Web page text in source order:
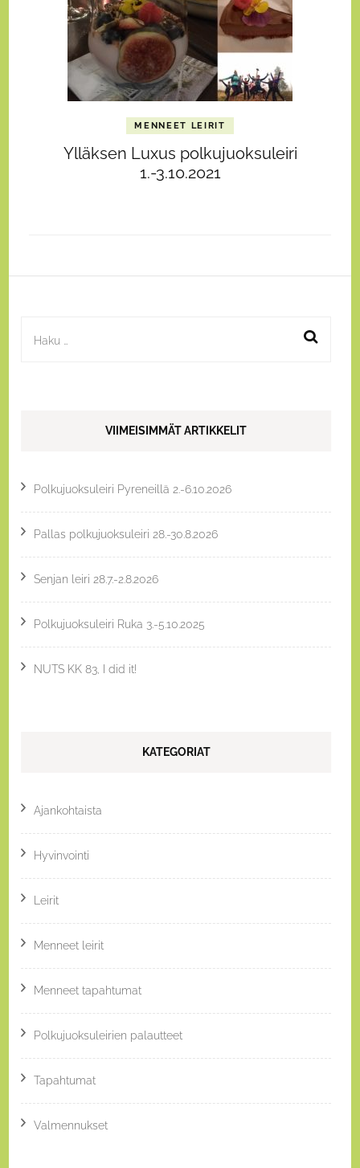
MENNEET LEIRIT
Ylläksen Luxus polkujuoksuleiri
1.-3.10.2021
Haku:
VIIMEISIMMÄT ARTIKKELIT
Polkujuoksuleiri Pyreneillä 2.-6.10.2026
Pallas polkujuoksuleiri 28.-30.8.2026
Senjan leiri 28.7.-2.8.2026
Polkujuoksuleiri Ruka 3.-5.10.2025
NUTS KK 83, I did it!
KATEGORIAT
Ajankohtaista
Hyvinvointi
Leirit
Menneet leirit
Menneet tapahtumat
Polkujuoksuleirien palautteet
Tapahtumat
Valmennukset